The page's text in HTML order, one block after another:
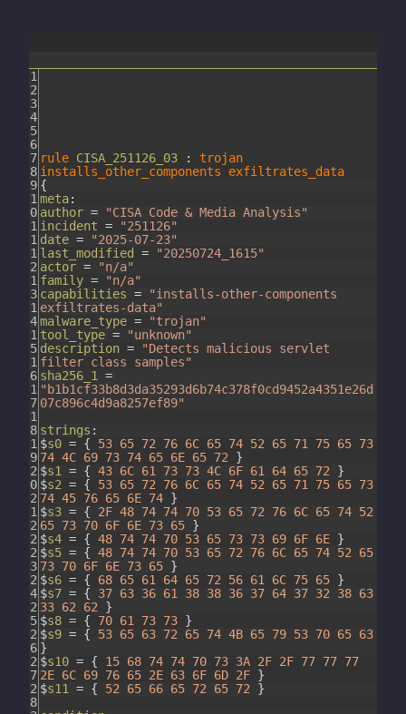
1
2
3
4
5
6
7
8
9
1
0
1
1
1
2
1
3
1
4
1
5
1
6
1
7
1
8
1
9
2
0
2
1
2
2
2
3
2
4
2
5
2
6
2
7
2
8
rule CISA_251126_03 :
trojan
installs_other_components
exfiltrates_data
{
meta:
author =
"CISA Code & Media Analysis"
incident =
"251126"
date =
"2025-07-23"
last_modified
=
"20250724_1615"
actor =
"n/a"
family =
"n/a"
capabilities =
"installs-other-components
exfiltrates-data"
malware_type =
"trojan"
tool_type =
"unknown"
description =
"Detects malicious servlet
filter class samples"
sha256_1 =
"b1b1cf33b8d3da35293d6b74c378f0cd9452a4351e26d
07c896c4d9a8257ef89"
strings :
$s0 = { 53 65 72 76 6C 65 74 52 65 71 75 65 73
74 4C 69 73 74 65 6E 65 72 }
$s1 = { 43 6C 61 73 73 4C 6F 61 64 65 72 }
$s2 = { 53 65 72 76 6C 65 74 52 65 71 75 65 73
74 45 76 65 6E 74 }
$s3 = { 2F 48 74 74 70 53 65 72 76 6C 65 74 52
65 73 70 6F 6E 73 65 }
$s4 = { 48 74 74 70 53 65 73 73 69 6F 6E }
$s5 = { 48 74 74 70 53 65 72 76 6C 65 74 52 65
73 70 6F 6E 73 65 }
$s6 = { 68 65 61 64 65 72 56 61 6C 75 65 }
$s7 = { 37 63 36 61 38 38 36 37 64 37 32 38 63
33 62 62 }
$s8 = { 70 61 73 73 }
$s9 = { 53 65 63 72 65 74 4B 65 79 53 70 65 63
}
$s10 = { 15 68 74 74 70 73 3A 2F 2F 77 77 77
2E 6C 69 76 65 2E 63 6F 6D 2F }
$s11 = { 52 65 66 65 72 65 72 }